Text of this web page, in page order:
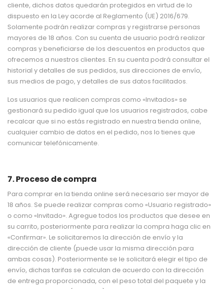
cliente, dichos datos quedarán protegidos en virtud de lo
dispuesto en la Ley acorde al Reglamento (UE) 2016/679.
Solamente podrán realizar compras y registrarse personas
mayores de 18 años. Con su cuenta de usuario podrá realizar
compras y beneficiarse de los descuentos en productos que
ofrecemos a nuestros clientes. En su cuenta podrá consultar el
historial y detalles de sus pedidos, sus direcciones de envío,
sus medios de pago, y detalles de sus datos facilitados.
Los usuarios que realicen compras como «Invitados» se
gestionará su pedido igual que los usuarios registrados, cabe
recalcar que si no estás registrado en nuestra tienda online,
cualquier cambio de datos en el pedido, nos lo tienes que
comunicar telefónicamente.
7. Proceso de compra
Para comprar en la tienda online será necesario ser mayor de
18 años. Se puede realizar compras como «Usuario registrado»
o como «Invitado». Agregue todos los productos que desee en
su carrito, posteriormente para realizar la compra haga clic en
«Confirmar». Le solicitaremos la dirección de envío y la
dirección de cliente (puede usar la misma dirección para
ambas cosas). Posteriormente se le solicitará elegir el tipo de
envío, dichas tarifas se calculan de acuerdo con la dirección
de entrega proporcionada, con el peso total del paquete y la